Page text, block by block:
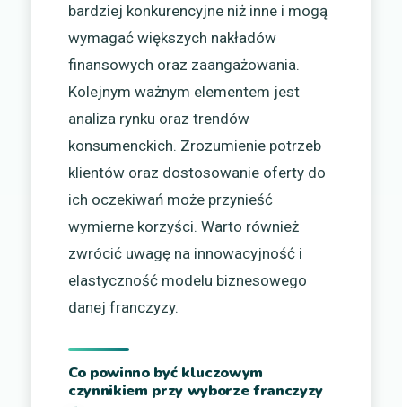
bardziej konkurencyjne niż inne i mogą
wymagać większych nakładów
finansowych oraz zaangażowania.
Kolejnym ważnym elementem jest
analiza rynku oraz trendów
konsumenckich. Zrozumienie potrzeb
klientów oraz dostosowanie oferty do
ich oczekiwań może przynieść
wymierne korzyści. Warto również
zwrócić uwagę na innowacyjność i
elastyczność modelu biznesowego
danej franczyzy.
Co powinno być kluczowym
czynnikiem przy wyborze franczyzy